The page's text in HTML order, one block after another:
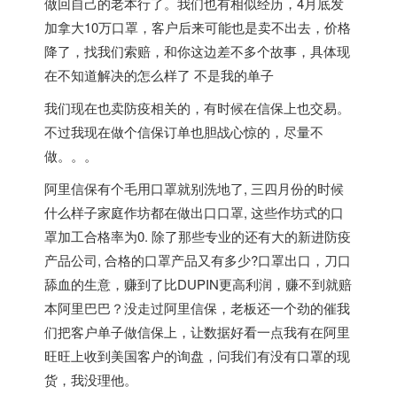
加拿大10万口罩，客户后来可能也是卖不出去，价格
降了，找我们索赔，和你这边差不多个故事，具体现
在不知道解决的怎么样了 不是我的单子
我们现在也卖防疫相关的，有时候在信保上也交易。
不过我现在做个信保订单也胆战心惊的，尽量不
做。。。
阿里信保有个毛用口罩就别洗地了, 三四月份的时候
什么样子家庭作坊都在做出口口罩, 这些作坊式的口
罩加工合格率为0. 除了那些专业的还有大的新进防疫
产品公司, 合格的口罩产品又有多少?口罩出口，刀口
舔血的生意，赚到了比DUPIN更高利润，赚不到就赔
本阿里巴巴？没走过阿里信保，老板还一个劲的催我
们把客户单子做信保上，让数据好看一点我有在阿里
旺旺上收到美国客户的询盘，问我们有没有口罩的现
货，我没理他。